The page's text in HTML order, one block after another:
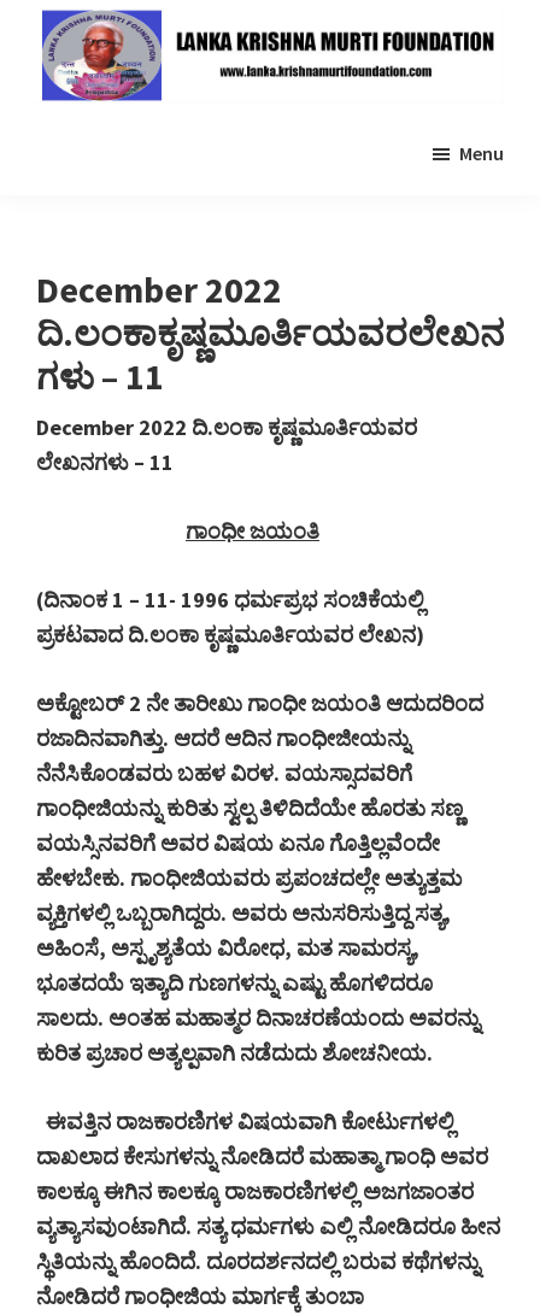
primary
Menu
December 2022
ದಿ.ಲಂಕಾಕೃಷ್ಣಮೂರ್ತಿಯವರಲೇಖನ
ಗಳು – 11
December 2022 ದಿ.ಲಂಕಾ ಕೃಷ್ಣಮೂರ್ತಿಯವರ
ಲೇಖನಗಳು – 11
ಗಾಂಧೀಜಯಂತಿ
(ದಿನಾಂಕ 1 – 11- 1996 ಧರ್ಮಪ್ರಭ ಸಂಚಿಕೆಯಲ್ಲಿ
ಪ್ರಕಟವಾದ ದಿ.ಲಂಕಾ ಕೃಷ್ಣಮೂರ್ತಿಯವರ ಲೇಖನ)
ಅಕ್ಟೋಬರ್ 2 ನೇ ತಾರೀಖು ಗಾಂಧೀಜಯಂತಿ ಆದುದರಿಂದ
ರಜಾದಿನವಾಗಿತ್ತು. ಆದರೆ ಆದಿನ ಗಾಂಧೀಜೀಯನ್ನು
ನೆನೆಸಿಕೊಂಡವರುಬಹಳವಿರಳ. ವಯಸ್ಸಾದವರಿಗೆ
ಗಾಂಧೀಜಿಯನ್ನು ಕುರಿತು ಸ್ವಲ್ಪತಿಳಿದಿದೆಯೇ ಹೊರತು ಸಣ್ಣ
ವಯಸ್ಸಿನವರಿಗೆ ಅವರವಿಷಯ ಏನೂ ಗೊತ್ತಿಲ್ಲವೆಂದೇ
ಹೇಳಬೇಕು. ಗಾಂಧೀಜಿಯವರು ಪ್ರಪಂಚದಲ್ಲೇ ಅತ್ಯುತ್ತಮ
ವ್ಯಕ್ತಿಗಳಲ್ಲಿಒಬ್ಬರಾಗಿದ್ದರು. ಅವರು ಅನುಸರಿಸುತ್ತಿದ್ದ ಸತ್ಯ,
ಅಹಿಂಸೆ, ಅಸ್ಪೃಶ್ಯತೆಯವಿರೋಧ, ಮತ ಸಾಮರಸ್ಯ,
ಭೂತದಯೆಇತ್ಯಾದಿ ಗುಣಗಳನ್ನು ಎಷ್ಟು ಹೊಗಳಿದರೂ
ಸಾಲದು. ಅಂತಹ ಮಹಾತ್ಮರ ದಿನಾಚರಣೆಯಂದು ಅವರನ್ನು
ಕುರಿತ ಪ್ರಚಾರ ಅತ್ಯಲ್ಪವಾಗಿ ನಡೆದುದು ಶೋಚನೀಯ.
ಈವತ್ತಿನ ರಾಜಕಾರಣಿಗಳವಿಷಯವಾಗಿ ಕೋರ್ಟುಗಳಲ್ಲಿ
ದಾಖಲಾದ ಕೇಸುಗಳನ್ನು ನೋಡಿದರೆ ಮಹಾತ್ಮಾ ಗಾಂಧಿ ಅವರ
ಕಾಲಕ್ಕೂಈಗಿನ ಕಾಲಕ್ಕೂ ರಾಜಕಾರಣಿಗಳಲ್ಲಿ ಅಜಗಜಾಂತರ
ವ್ಯತ್ಯಾಸವುಂಟಾಗಿದೆ. ಸತ್ಯ ಧರ್ಮಗಳು ಎಲ್ಲಿ ನೋಡಿದರೂ ಹೀನ
ಸ್ಥಿತಿಯನ್ನು ಹೊಂದಿದೆ. ದೂರದರ್ಶನದಲ್ಲಿಬರುವ ಕಥೆಗಳನ್ನು
ನೋಡಿದರೆ ಗಾಂಧೀಜಿಯ ಮಾರ್ಗಕ್ಕೆ ತುಂಬಾ